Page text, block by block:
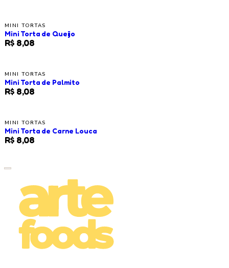
MINI TORTAS
Mini Torta de Queijo
R$ 8,08
MINI TORTAS
Mini Torta de Palmito
R$ 8,08
MINI TORTAS
Mini Torta de Carne Louca
R$ 8,08